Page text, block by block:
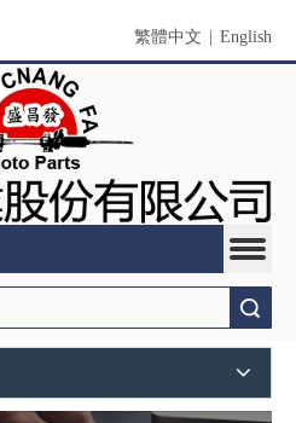
繁體中文 English